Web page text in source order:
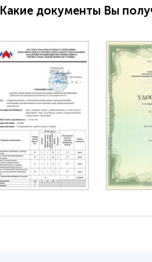
Какие документы Вы